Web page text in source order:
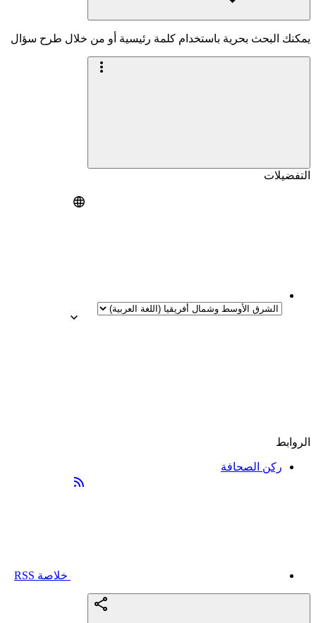
يمكنك البحث بحرية باستخدام كلمة رئيسية أو من خلال طرح سؤال
التفضيلات
الروابط
ركن الصحافة
خلاصة RSS